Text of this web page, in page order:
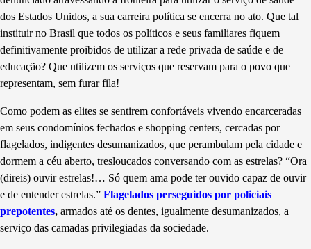
dos Estados Unidos, a sua carreira política se encerra no ato. Que tal
instituir no Brasil que todos os políticos e seus familiares fiquem
definitivamente proibidos de utilizar a rede privada de saúde e de
educação? Que utilizem os serviços que reservam para o povo que
representam, sem furar fila!
Como podem as elites se sentirem confortáveis vivendo encarceradas
em seus condomínios fechados e shopping centers, cercadas por
flagelados, indigentes desumanizados, que perambulam pela cidade e
dormem a céu aberto, tresloucados conversando com as estrelas? “Ora
(direis) ouvir estrelas!… Só quem ama pode ter ouvido capaz de ouvir
e de entender estrelas.” Flagelados perseguidos por policiais
prepotentes, armados até os dentes, igualmente desumanizados, a
serviço das camadas privilegiadas da sociedade.